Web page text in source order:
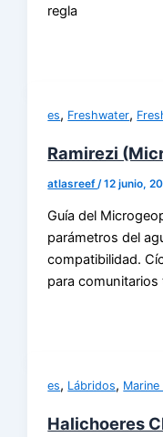
regla
es, Freshwater,
Ramirezi
atlasreef /12 junio,
Guía del
parámetros del
compatibilidad.
para
es, Lábridos, Marine
Halichoeres